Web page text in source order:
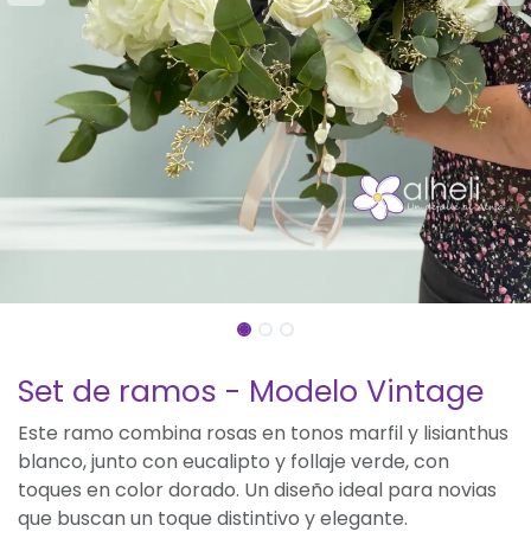
Set de ramos - Modelo Vintage
Este ramo combina rosas en tonos marfil y lisianthus
blanco, junto con eucalipto y follaje verde, con
toques en color dorado. Un diseño ideal para novias
que buscan un toque distintivo y elegante.